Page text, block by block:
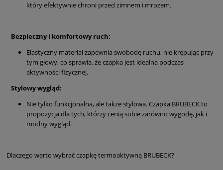
który efektywnie chroni przed zimnem i mrozem.
Bezpieczny i komfortowy ruch:
Elastyczny materiał zapewnia swobodę ruchu, nie krępując przy
tym głowy, co sprawia, że czapka jest idealna podczas
aktywności fizycznej.
Stylowy wygląd:
Nie tylko funkcjonalna, ale także stylowa. Czapka BRUBECK to
propozycja dla tych, którzy cenią sobie zarówno wygodę, jak i
modny wygląd.
Dlaczego warto wybrać czapkę termoaktywną BRUBECK?